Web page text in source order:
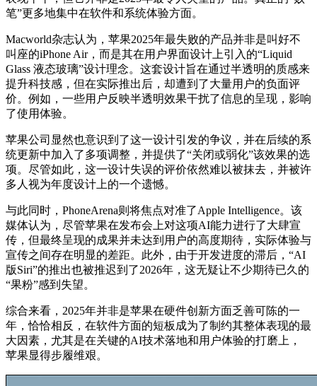
笔”更多地集中在软件和系统体验方面。
Macworld杂志认为，苹果2025年最失败的产品并非是叫好不
叫座的iPhone Air，而是其在用户界面设计上引入的“Liquid
Glass 液态玻璃”设计理念。这套设计旨在通过半透明的质感来
提升科技感，但在实际推出后，却遭到了大量用户的负面评
价。例如，一些用户反映半透明效果干扰了信息的呈现，影响
了使用体验。
苹果公司显然也意识到了这一设计引发的争议，并在后续的系
统更新中加入了多项调整，并提供了“关闭或弱化”该效果的选
项。尽管如此，这一设计失误的评价依然难以被抹去，并被许
多人视为年度设计上的一个遗憾。
与此同时，PhoneArena则将焦点对准了Apple Intelligence。该
媒体认为，尽管苹果在发布会上对这项AI能力进行了大肆宣
传，但最终呈现的成果并未达到用户的高度期待，实际体验与
宣传之间存在明显的差距。此外，由于开发进度的滞后，“AI
版Siri”的推出也被推迟到了2026年，这无疑让不少期待已久的
“果粉”感到失望。
综合来看，2025年并非是苹果在硬件创新方面乏善可陈的一
年，恰恰相反，在软件方面的短板成为了制约其整体表现的最
大因素，尤其是在关键的AI技术落地和用户体验的打磨上，
苹果显得步履维艰。